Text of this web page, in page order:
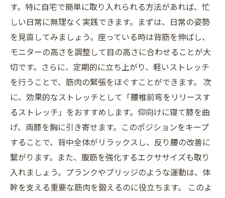
す。特に自宅で簡単に取り入れられる方法があれば、忙
しい日常に無理なく実践できます。まずは、日常の姿勢
を見直してみましょう。座っている時は背筋を伸ばし、
モニターの高さを調整して目の高さに合わせることが大
切です。さらに、定期的に立ち上がり、軽いストレッチ
を行うことで、筋肉の緊張をほぐすことができます。 次
に、効果的なストレッチとして「腰椎前弯をリリースす
るストレッチ」をおすすめします。仰向けに寝て膝を曲
げ、両膝を胸に引き寄せます。このポジションをキープ
することで、背中全体がリラックスし、反り腰の改善に
繋がります。また、腹筋を強化するエクササイズも取り
入れましょう。プランクやブリッジのような運動は、体
幹を支える重要な筋肉を鍛えるのに役立ちます。 このよ